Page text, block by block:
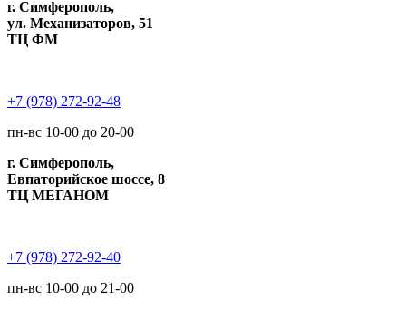
г. Симферополь,
ул. Механизаторов, 51
ТЦ ФМ
+7 (978) 272-92-48
пн-вс 10-00 до 20-00
г. Симферополь,
Евпаторийское шоссе, 8
ТЦ МЕГАНОМ
+7 (978) 272-92-40
пн-вс 10-00 до 21-00